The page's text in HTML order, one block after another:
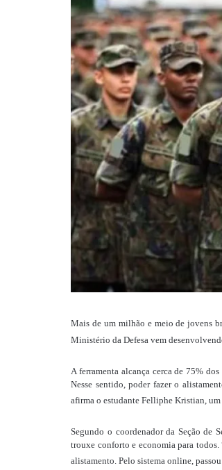
Mais de um milhão e meio de jovens
Ministério da Defesa vem
A ferramenta alcança cerca de 75%
Nesse sentido, poder fazer o
afirma o estudante Felliphe Kristian, um
Segundo o coordenador da Seção
trouxe conforto e economia para todos.
alistamento. Pelo sistema online,